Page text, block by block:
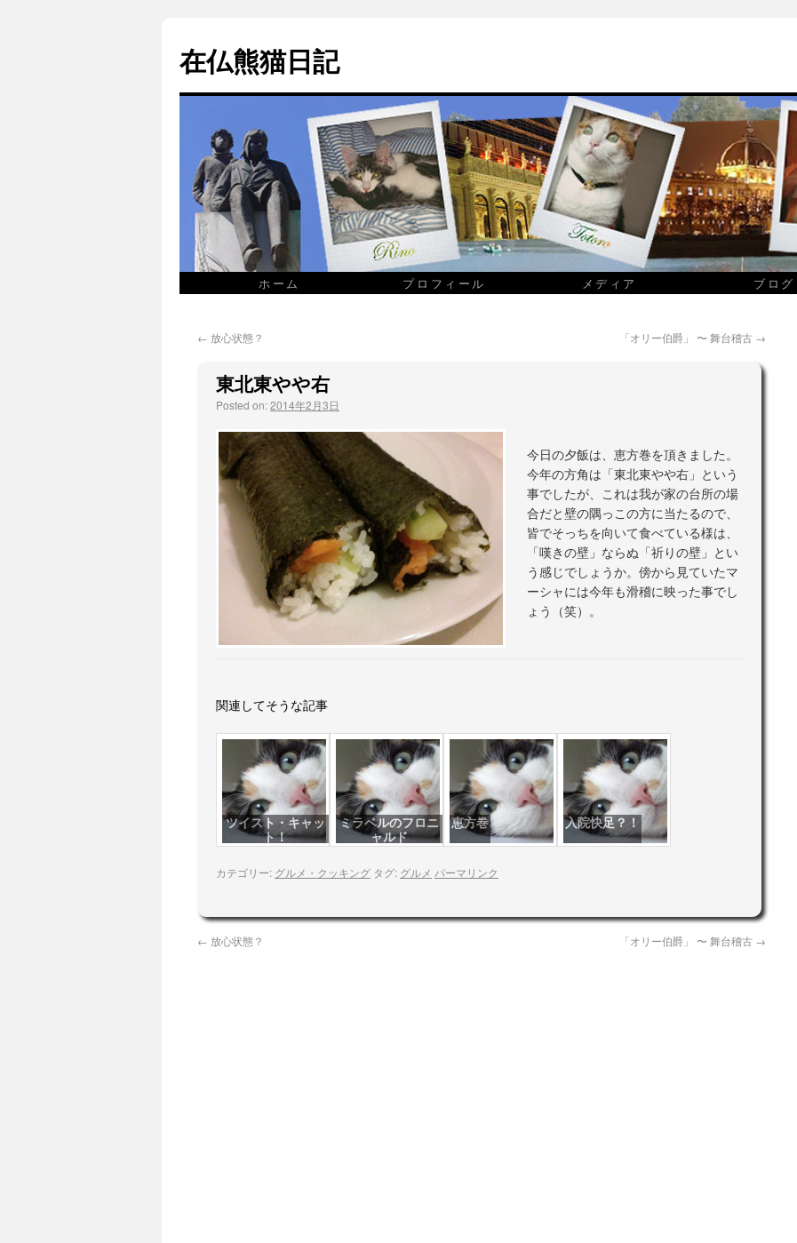
在仏熊猫日記
ホーム プロフィール メディア ブログ
← 放心状態？ 「オリー伯爵」 〜 舞台稽古 →
東北東やや右
Posted on:2014年2月3日
今日の夕飯は、恵方巻を頂きました。
今年の方角は「東北東やや右」という
事でしたが、これは我が家の台所の場
合だと壁の隅っこの方に当たるので、
皆でそっちを向いて食べている様は、
「嘆きの壁」ならぬ「祈りの壁」とい
う感じでしょうか。傍から見ていたマ
ーシャには今年も滑稽に映った事でし
ょう（笑）。
関連してそうな記事
ツイスト・キャッ
ト！
ミラベルのフロニ
ャルド
恵方巻 入院快足？！
カテゴリー: グルメ・クッキング タグ: グルメ パーマリンク
← 放心状態？ 「オリー伯爵」 〜 舞台稽古 →